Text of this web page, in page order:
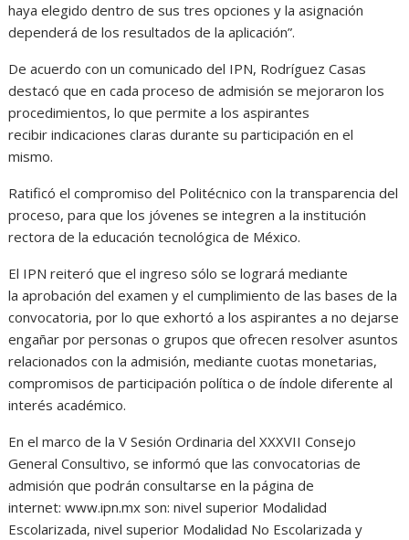
haya elegido dentro de sus tres opciones y la asignación
dependerá de los resultados de la aplicación”.
De acuerdo con un comunicado del IPN, Rodríguez Casas
destacó que en cada proceso de admisión se mejoraron los
procedimientos, lo que permite a los aspirantes
recibir indicaciones claras durante su participación en el
mismo.
Ratificó el compromiso del Politécnico con la transparencia del
proceso, para que los jóvenes se integren a la institución
rectora de la educación tecnológica de México.
El IPN reiteró que el ingreso sólo se logrará mediante
la aprobación del examen y el cumplimiento de las bases de la
convocatoria, por lo que exhortó a los aspirantes a no dejarse
engañar por personas o grupos que ofrecen resolver asuntos
relacionados con la admisión, mediante cuotas monetarias,
compromisos de participación política o de índole diferente al
interés académico.
En el marco de la V Sesión Ordinaria del XXXVII Consejo
General Consultivo, se informó que las convocatorias de
admisión que podrán consultarse en la página de
internet: www.ipn.mx son: nivel superior Modalidad
Escolarizada, nivel superior Modalidad No Escolarizada y